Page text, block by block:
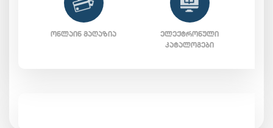
ᲝᲜᲚᲐᲘᲜ ᲛᲐᲦᲐᲖᲘᲐ
ᲔᲚᲔᲥᲢᲠᲝᲜᲣᲚᲘ
ᲙᲐᲢᲐᲚᲝᲒᲔᲑᲘ